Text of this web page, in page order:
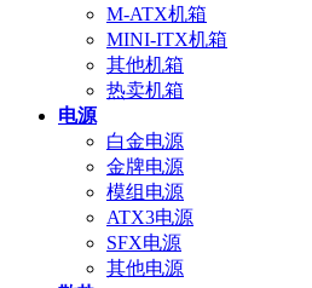
M-ATX机箱
MINI-ITX机箱
其他机箱
热卖机箱
电源
白金电源
金牌电源
模组电源
ATX3电源
SFX电源
其他电源